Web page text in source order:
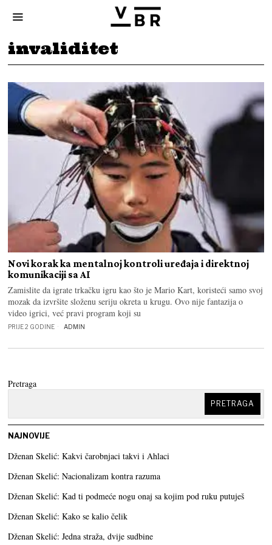
invaliditet
Novi korak ka mentalnoj kontroli uređaja i direktnoj
komunikaciji sa AI
Zamislite da igrate trkačku igru ​​kao što je Mario Kart, koristeći samo svoj
mozak da izvršite složenu seriju okreta u krugu. Ovo nije fantazija o
video igrici, već pravi program koji su
PRIJE 2 GODINE ADMIN
Pretraga
PRETRAGA
NAJNOVIJE
Dženan Skelić: Kakvi čarobnjaci takvi i Ahlaci
Dženan Skelić: Nacionalizam kontra razuma
Dženan Skelić: Kad ti podmeće nogu onaj sa kojim pod ruku putuješ
Dženan Skelić: Kako se kalio čelik
Dženan Skelić: Jedna straža, dvije sudbine